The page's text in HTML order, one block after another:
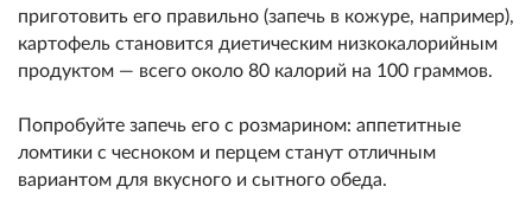
приготовить его правильно (запечь в кожуре, например),
картофель становится диетическим низкокалорийным
продуктом — всего около 80 калорий на 100 граммов.
Попробуйте запечь его с розмарином: аппетитные
ломтики с чесноком и перцем станут отличным
вариантом для вкусного и сытного обеда.